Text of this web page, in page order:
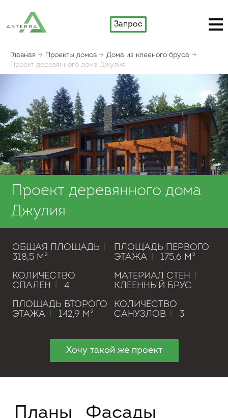
Запрос
Главная Проекты домов
Дома из клееного бруса
Проект деревянного дома Джулия
Проект деревянного дома
Джулия
ОБЩАЯ ПЛОЩАДЬ
318,5 М²
ПЛОЩАДЬ ПЕРВОГО
ЭТАЖА
175,6 М²
КОЛИЧЕСТВО
СПАЛЕН
4
МАТЕРИАЛ СТЕН
КЛЕЕННЫЙ БРУС
ПЛОЩАДЬ ВТОРОГО
ЭТАЖА
142,9 М²
КОЛИЧЕСТВО
САНУЗЛОВ
3
Хочу такой же проект
Планы Фасады